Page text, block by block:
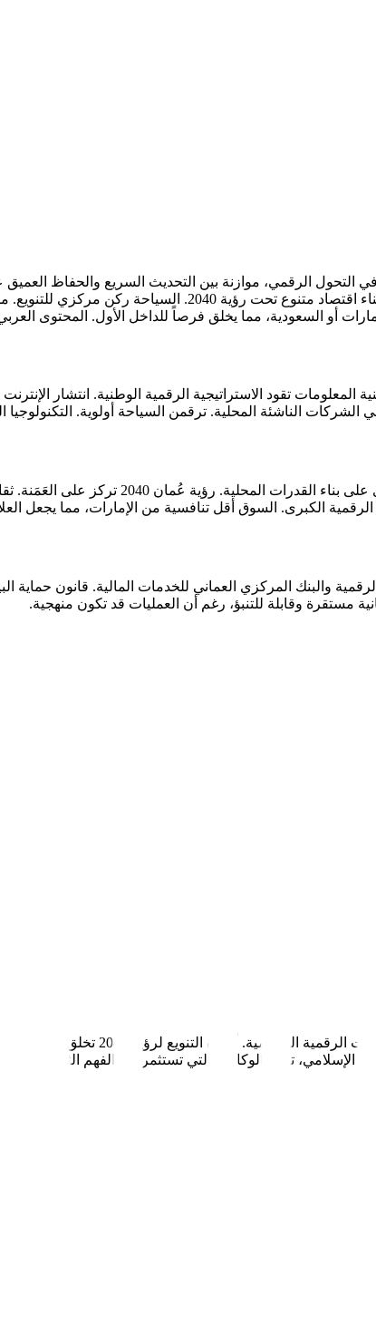
مليار دولار، تستفيد عُمان من موقعها الاستراتيجي عند مضيق
أو السعودية، مما يخلق فرصاً للداخل الأول. المحتوى
الناشئة المحلية. ترقمن السياحة أولوية. التكنولوجيا
بيئة الأعمال العمانية تتميز بالاستقرار
الكبرى. السوق أقل تنافسية من الإمارات، مما يجعل
مستقرة وقابلة للتنبؤ، رغم أن العمليات قد تكون منهجية.
فرص عُمان مرتكزة في ترقمن السياحة
الإسلامي، تنمو. الوكالات التي تستثمر في الفهم الثقافي